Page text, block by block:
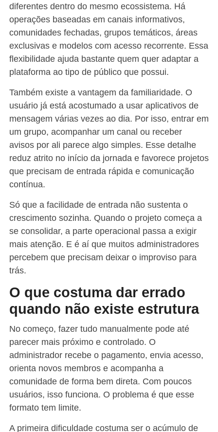
diferentes dentro do mesmo ecossistema. Há
operações baseadas em canais informativos,
comunidades fechadas, grupos temáticos, áreas
exclusivas e modelos com acesso recorrente. Essa
flexibilidade ajuda bastante quem quer adaptar a
plataforma ao tipo de público que possui.
Também existe a vantagem da familiaridade. O
usuário já está acostumado a usar aplicativos de
mensagem várias vezes ao dia. Por isso, entrar em
um grupo, acompanhar um canal ou receber
avisos por ali parece algo simples. Esse detalhe
reduz atrito no início da jornada e favorece projetos
que precisam de entrada rápida e comunicação
contínua.
Só que a facilidade de entrada não sustenta o
crescimento sozinha. Quando o projeto começa a
se consolidar, a parte operacional passa a exigir
mais atenção. E é aí que muitos administradores
percebem que precisam deixar o improviso para
trás.
O que costuma dar errado
quando não existe estrutura
No começo, fazer tudo manualmente pode até
parecer mais próximo e controlado. O
administrador recebe o pagamento, envia acesso,
orienta novos membros e acompanha a
comunidade de forma bem direta. Com poucos
usuários, isso funciona. O problema é que esse
formato tem limite.
A primeira dificuldade costuma ser o acúmulo de